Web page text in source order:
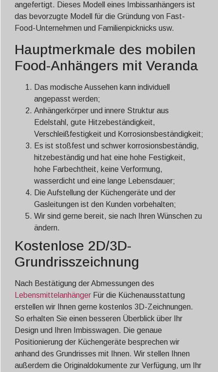
angefertigt. Dieses Modell eines Imbissanhängers ist
das bevorzugte Modell für die Gründung von Fast-
Food-Unternehmen und Familienpicknicks usw.
Hauptmerkmale des mobilen
Food-Anhängers mit Veranda
Das modische Aussehen kann individuell
angepasst werden;
Anhängerkörper und innere Struktur aus
Edelstahl, gute Hitzebeständigkeit,
Verschleißfestigkeit und Korrosionsbeständigkeit;
Es ist stoßfest und schwer korrosionsbeständig,
hitzebeständig und hat eine hohe Festigkeit,
hohe Farbechtheit, keine Verformung,
wasserdicht und eine lange Lebensdauer;
Die Aufstellung der Küchengeräte und der
Gasleitungen ist den Kunden vorbehalten;
Wir sind gerne bereit, sie nach Ihren Wünschen zu
ändern.
Kostenlose 2D/3D-
Grundrisszeichnung
Nach Bestätigung der Abmessungen des
Lebensmittelanhänger Für die Küchenausstattung
erstellen wir Ihnen gerne kostenlos 3D-Zeichnungen.
So erhalten Sie einen besseren Überblick über Ihr
Design und Ihren Imbisswagen. Die genaue
Positionierung der Küchengeräte besprechen wir
anhand des Grundrisses mit Ihnen. Wir stellen Ihnen
außerdem die Originaldokumente zur Verfügung, um Ihr